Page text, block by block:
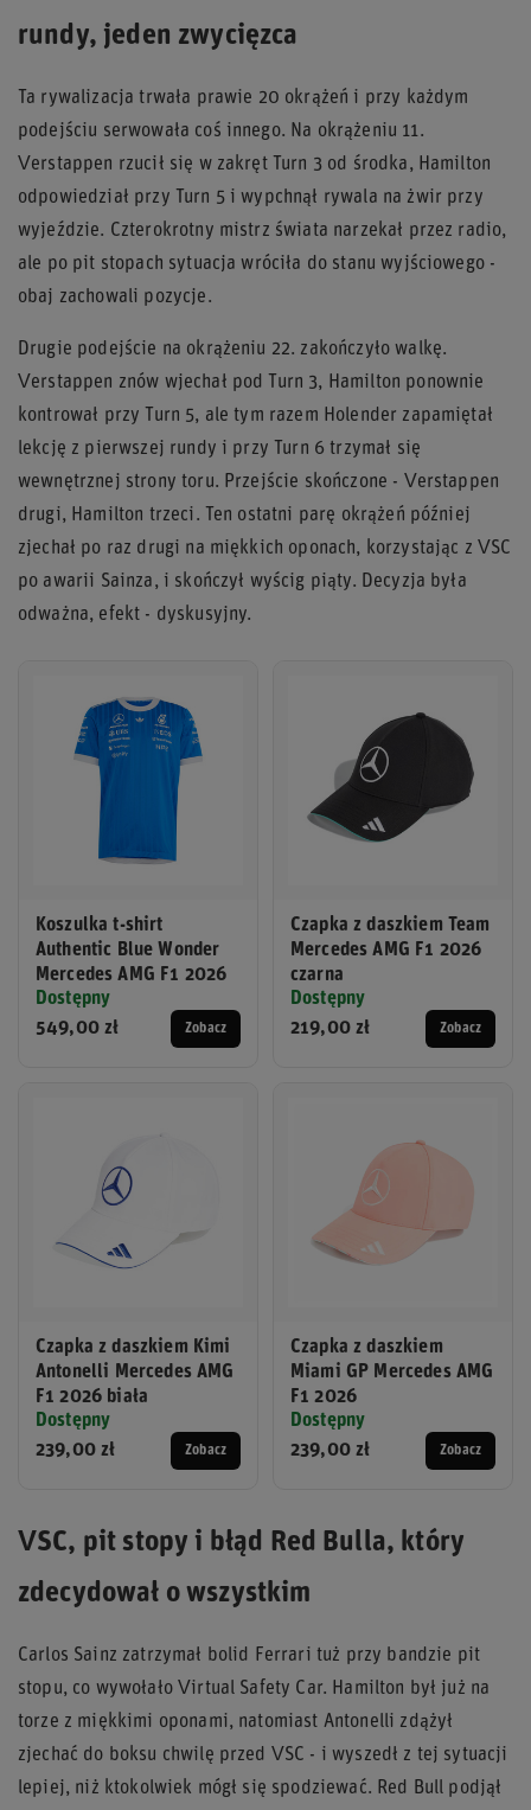
rundy, jeden zwycięzca
Ta rywalizacja trwała prawie 20 okrążeń i przy każdym
podejściu serwowała coś innego. Na okrążeniu 11.
Verstappen rzucił się w zakręt Turn 3 od środka, Hamilton
odpowiedział przy Turn 5 i wypchnął rywala na żwir przy
wyjeździe. Czterokrotny mistrz świata narzekał przez radio,
ale po pit stopach sytuacja wróciła do stanu wyjściowego -
obaj zachowali pozycje.
Drugie podejście na okrążeniu 22. zakończyło walkę.
Verstappen znów wjechał pod Turn 3, Hamilton ponownie
kontrował przy Turn 5, ale tym razem Holender zapamiętał
lekcję z pierwszej rundy i przy Turn 6 trzymał się
wewnętrznej strony toru. Przejście skończone - Verstappen
drugi, Hamilton trzeci. Ten ostatni parę okrążeń później
zjechał po raz drugi na miękkich oponach, korzystając z VSC
po awarii Sainza, i skończył wyścig piąty. Decyzja była
odważna, efekt - dyskusyjny.
Koszulka t-shirt
Authentic Blue Wonder
Mercedes AMG F1 2026
Dostępny
549,00 zł
Zobacz
Czapka z daszkiem Team
Mercedes AMG F1 2026
czarna
Dostępny
219,00 zł
Zobacz
Czapka z daszkiem Kimi
Antonelli Mercedes AMG
F1 2026 biała
Dostępny
239,00 zł
Zobacz
Czapka z daszkiem
Miami GP Mercedes AMG
F1 2026
Dostępny
239,00 zł
Zobacz
VSC, pit stopy i błąd Red Bulla, który
zdecydował o wszystkim
Carlos Sainz zatrzymał bolid Ferrari tuż przy bandzie pit
stopu, co wywołało Virtual Safety Car. Hamilton był już na
torze z miękkimi oponami, natomiast Antonelli zdążył
zjechać do boksu chwilę przed VSC - i wyszedł z tej sytuacji
lepiej, niż ktokolwiek mógł się spodziewać. Red Bull podjął